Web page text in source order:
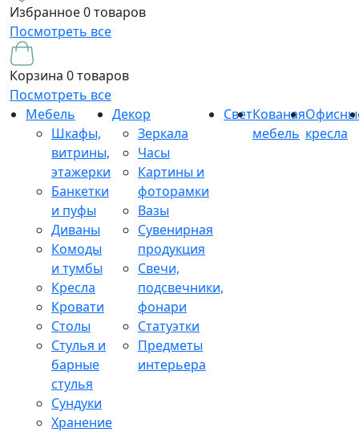
Избранное0 товаров
Посмотреть все
Корзина 0 товаров
Посмотреть все
Мебель
Шкафы,
витрины,
этажерки
Банкетки
и пуфы
Диваны
Комоды
и тумбы
Кресла
Кровати
Столы
Стулья и
барные
стулья
Сундуки
Хранение
Декор
Зеркала
Часы
Картины и
фоторамки
Вазы
Сувенирная
продукция
Свечи,
подсвечники,
фонари
Статуэтки
Предметы
интерьера
СветКованая
мебель кресла